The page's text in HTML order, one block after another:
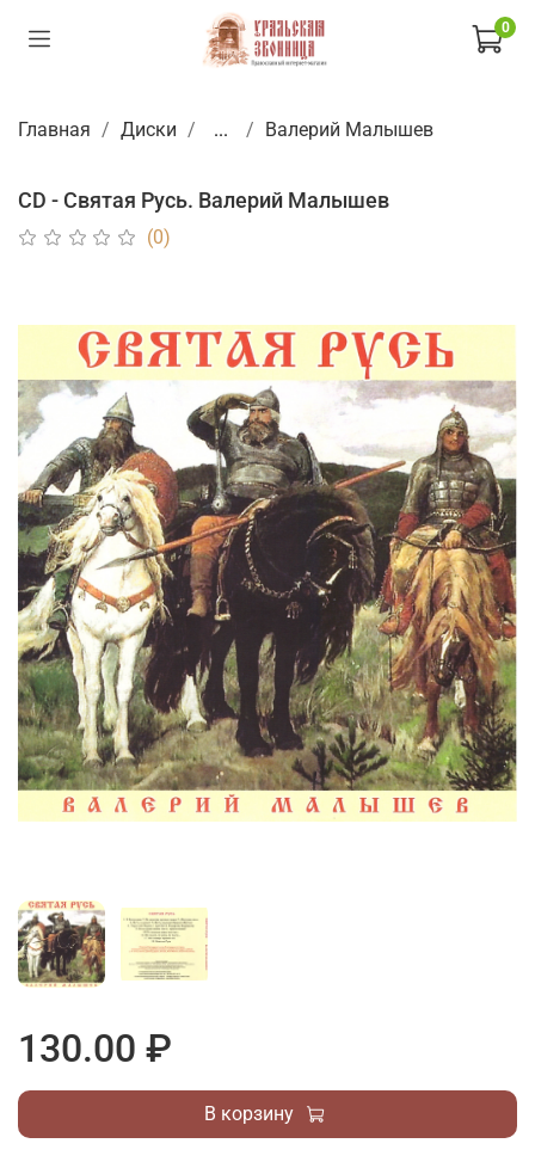
0
Главная Диски ... Валерий Малышев
CD - Святая Русь. Валерий Малышев
(0)
130.00 ₽
В корзину